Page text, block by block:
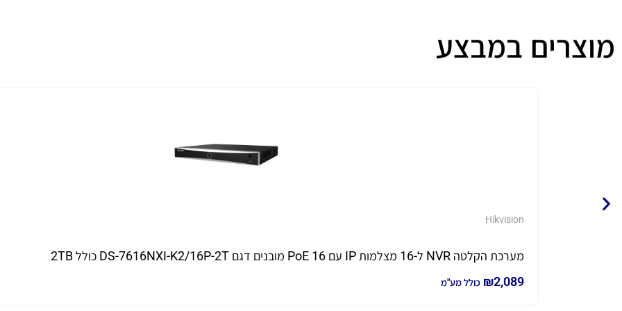
מוצרים במבצע
Hikvision
מערכת הקלטה NVR ל-16 מצלמות IP עם 16 PoE מובנים דגם DS-7616NXI-K2/16P-2T כולל 2TB
₪2,089 כולל מע"מ